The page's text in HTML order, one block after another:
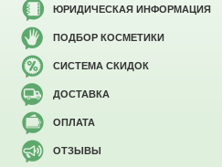
ЮРИДИЧЕСКАЯ ИНФОРМАЦИЯ
ПОДБОР КОСМЕТИКИ
CИСТЕМА СКИДОК
ДОСТАВКА
ОПЛАТА
ОТЗЫВЫ